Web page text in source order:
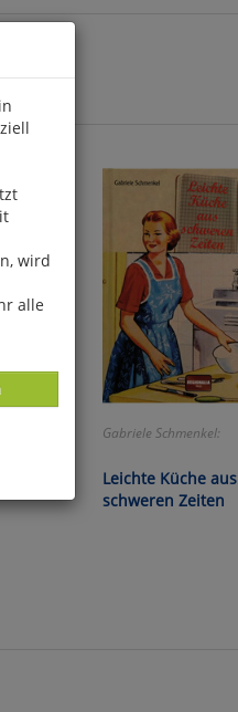
Gabriele Schmenkel:
Leichte Küche aus
schweren Zeiten
wird
alle